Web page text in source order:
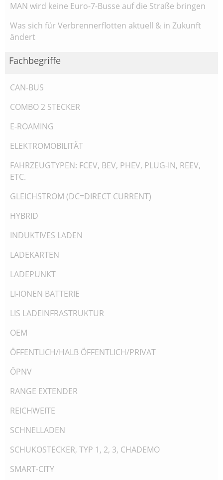
MAN wird keine Euro-7-Busse auf die Straße bringen
Was sich für Verbrennerflotten aktuell & in Zukunft
ändert
Fachbegriffe
CAN-BUS
COMBO 2 STECKER
E-ROAMING
ELEKTROMOBILITÄT
FAHRZEUGTYPEN: FCEV, BEV, PHEV, PLUG-IN, REEV,
ETC.
GLEICHSTROM (DC=DIRECT CURRENT)
HYBRID
INDUKTIVES LADEN
LADEKARTEN
LADEPUNKT
LI-IONEN BATTERIE
LIS LADEINFRASTRUKTUR
OEM
ÖFFENTLICH/HALB ÖFFENTLICH/PRIVAT
ÖPNV
RANGE EXTENDER
REICHWEITE
SCHNELLADEN
SCHUKOSTECKER, TYP 1, 2, 3, CHADEMO
SMART-CITY